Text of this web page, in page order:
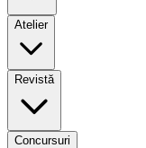
Atelier
Revistă
Concursuri